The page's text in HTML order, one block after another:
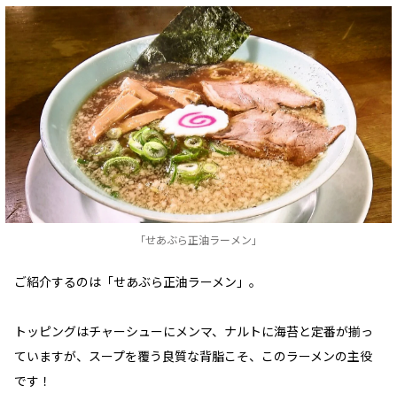
「せあぶら正油ラーメン」
ご紹介するのは「せあぶら正油ラーメン」。
トッピングはチャーシューにメンマ、ナルトに海苔と定番が揃っ
ていますが、スープを覆う良質な背脂こそ、このラーメンの主役
です！